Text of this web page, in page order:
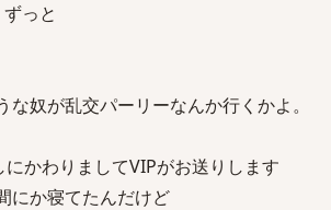
っと
な奴が乱交パーリーなんか行くかよ。
かわりましてVIPがお送りします
にか寝てたんだけど